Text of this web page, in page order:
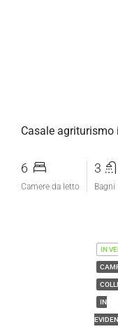
Casale
6
Camere da letto
3
Bagni
IN
IN